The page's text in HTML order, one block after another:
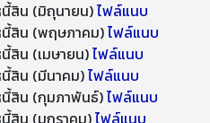
สิน (มิถุนายน)ไฟล์แนบ
นี้สิน (พฤษภาคม)ไฟล์แนบ
สิน (เมษายน)ไฟล์แนบ
สิน (มีนาคม)ไฟล์แนบ
สิน (กุมภาพันธ์)ไฟล์แนบ
สิน (มกราคม)ไฟล์แนบ